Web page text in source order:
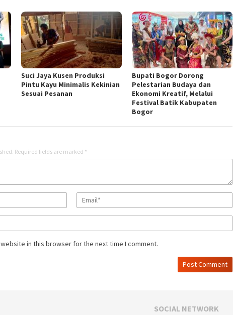
Suci Jaya Kusen Produksi
Pintu Kayu Minimalis Kekinian
Sesuai Pesanan
Bupati Bogor Dorong
Pelestarian Budaya dan
Ekonomi Kreatif, Melalui
Festival Batik Kabupaten
Bogor
Required fields are marked *
in this browser for the next time I comment.
SOCIAL NETWORK